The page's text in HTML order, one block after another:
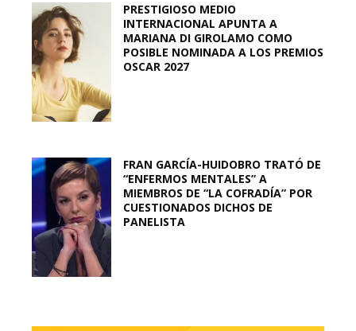
PRESTIGIOSO MEDIO
INTERNACIONAL APUNTA A
MARIANA DI GIROLAMO COMO
POSIBLE NOMINADA A LOS PREMIOS
OSCAR 2027
FRAN GARCÍA-HUIDOBRO TRATÓ DE
“ENFERMOS MENTALES” A
MIEMBROS DE “LA COFRADÍA” POR
CUESTIONADOS DICHOS DE
PANELISTA